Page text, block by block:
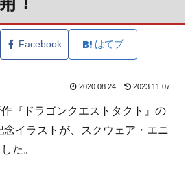
Facebook はてブ
2020.08.24 2023.11.07
『ドラゴンクエストタクト』の
イラストが、スクウェア・エニ
た。